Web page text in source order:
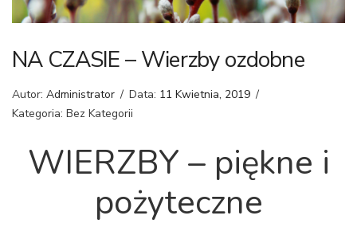
NA CZASIE – Wierzby ozdobne
Autor: Administrator / Data: 11 Kwietnia, 2019 /
Kategoria: Bez Kategorii
WIERZBY – piękne i
pożyteczne